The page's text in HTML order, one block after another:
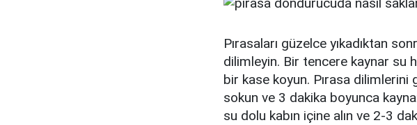
Pırasaları güzelce yıkadıktan
dilimleyin. Bir tencere kaynar su
bir kase koyun. Pırasa
sokun ve 3 dakika boyunca
su dolu kabın içine alın ve 2-3